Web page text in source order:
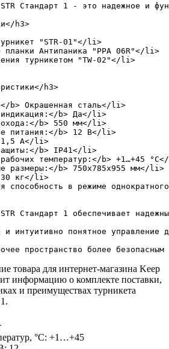
Стандарт 1 - это надежное и
h3>
"STR-01"</li>
планки Антипаника "PPA 06R"</li>
турникетом "TW-02"</li>
h3>
b> Окрашенная сталь</li>
b> Да</li>
b> 550 мм</li>
питания:</b> 12 В</li>
А</li>
b> IP41</li>
температур:</b> +1…+45
размеры:</b> 750х785х955 мм</li>
кг</li>
способность в режиме
Стандарт 1 обеспечивает
и интуитивно понятное
товара для интернет-магазина Keep
информацию о комплекте поставки,
и преимуществах турникета
°С: +1…+45